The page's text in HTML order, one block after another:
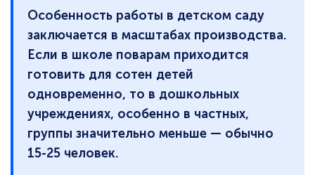
Особенность работы в детском саду
заключается в масштабах производства.
Если в школе поварам приходится
готовить для сотен детей
одновременно, то в дошкольных
учреждениях, особенно в частных,
группы значительно меньше — обычно
15-25 человек.